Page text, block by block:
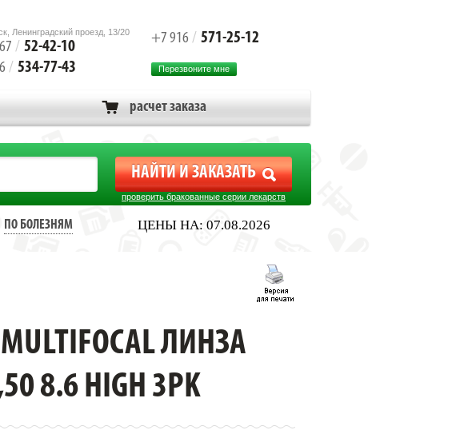
Ленинградский проезд, 13/20
/ 52-42-10
/ 534-77-43
+7 916 / 571-25-12
Перезвоните мне
расчет заказа
проверить бракованные серии лекарств
ЦЕНЫ НА: 07.08.2026
ПО БОЛЕЗНЯМ
ЛИНЗА
8.6 HIGH 3PK